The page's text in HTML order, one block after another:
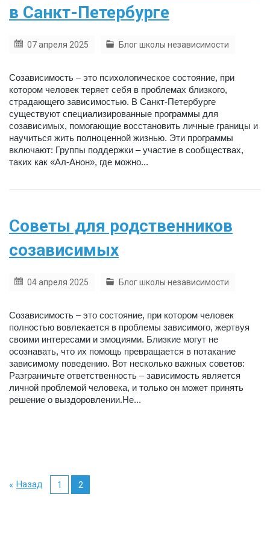
в Санкт-Петербурге
07 апреля 2025 Блог школы независимости
Созависимость – это психологическое состояние, при
котором человек теряет себя в проблемах близкого,
страдающего зависимостью. В Санкт-Петербурге
существуют специализированные программы для
созависимых, помогающие восстановить личные границы и
научиться жить полноценной жизнью. Эти программы
включают: Группы поддержки – участие в сообществах,
таких как «Ал-Анон», где можно...
Советы для родственников
созависимых
04 апреля 2025 Блог школы независимости
Созависимость – это состояние, при котором человек
полностью вовлекается в проблемы зависимого, жертвуя
своими интересами и эмоциями. Близкие могут не
осознавать, что их помощь превращается в потакание
зависимому поведению. Вот несколько важных советов:
Разграничьте ответственность – зависимость является
личной проблемой человека, и только он может принять
решение о выздоровлении.Не...
Назад 1 2